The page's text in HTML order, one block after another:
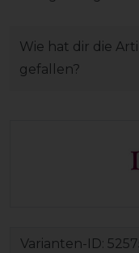
Wie hat dir die
gefallen?
Varianten-ID: